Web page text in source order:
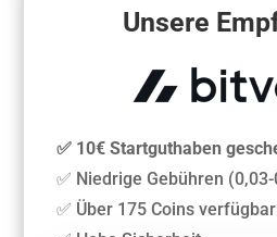
Unsere
✅ 10€ Startguthaben
✅ Niedrige Gebühren (0,03-
✅ Über 175 Coins verfügbar